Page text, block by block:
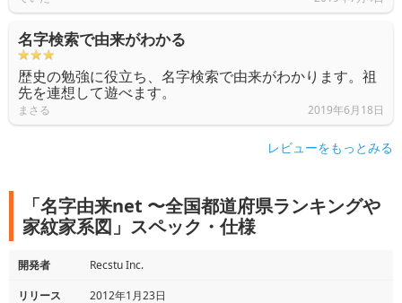
名字検索で由来がわかる
歴史の勉強に役立ち、名字検索で由来がわかります。祖
先を連想して遊べます。
まさる 2019年6月18日
レビューをもっとみる
「名字由来net 〜全国都道府県ランキングや
家紋家系図」スペック・仕様
開発者
Recstu Inc.
リリース
2012年1月23日